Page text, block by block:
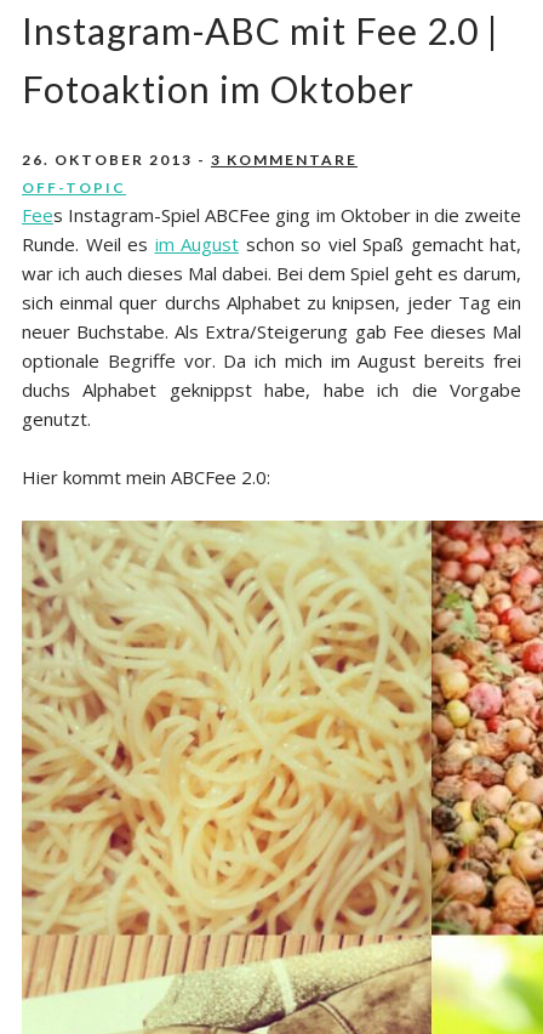
Instagram-ABC mit Fee 2.0 |
Fotoaktion im Oktober
26. OKTOBER 2013 - 3 KOMMENTARE
OFF-TOPIC
Fees Instagram-Spiel ABCFee ging im Oktober in die zweite
Runde. Weil es im August schon so viel Spaß gemacht hat,
war ich auch dieses Mal dabei. Bei dem Spiel geht es darum,
sich einmal quer durchs Alphabet zu knipsen, jeder Tag ein
neuer Buchstabe. Als Extra/Steigerung gab Fee dieses Mal
optionale Begriffe vor. Da ich mich im August bereits frei
duchs Alphabet geknippst habe, habe ich die Vorgabe
genutzt.
Hier kommt mein ABCFee 2.0: